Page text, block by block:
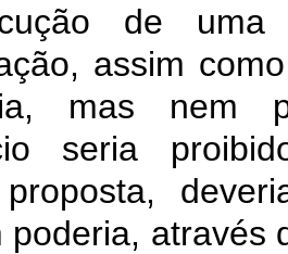
de uma
assim
mas nem
seria
poderia, através